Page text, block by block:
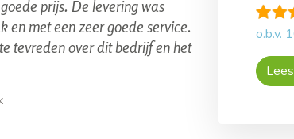
prijs. De levering was
en met een zeer goede service.
tevreden over dit bedrijf en het
o.b.v.